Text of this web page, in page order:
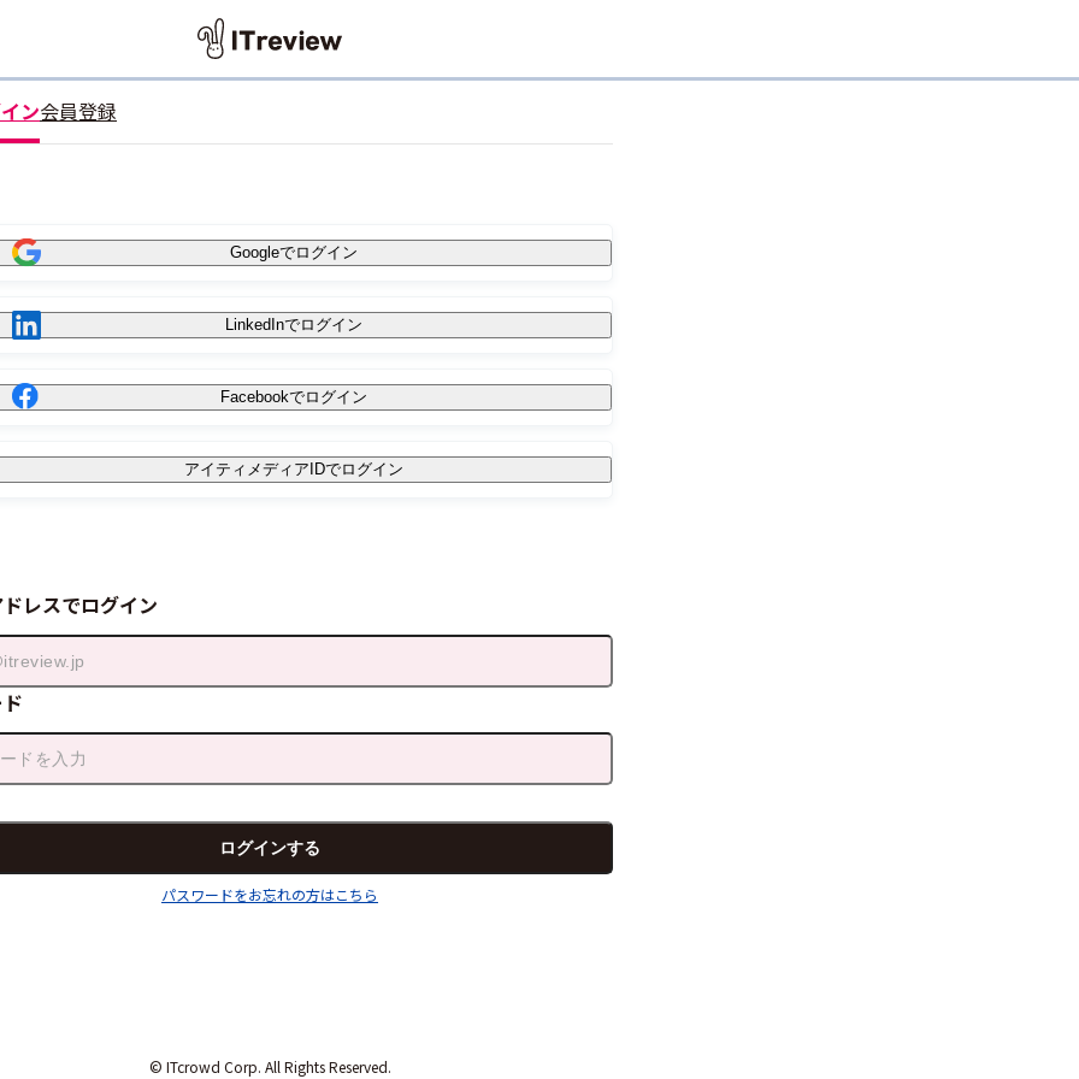
ン会員登録
Googleでログイン
LinkedInでログイン
Facebookでログイン
アイティメディアIDでログイン
レスでログイン
パスワードをお忘れの方はこちら
© ITcrowd Corp. All Rights Reserved.